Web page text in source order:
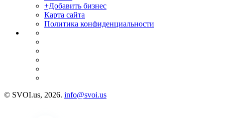
+Добавить бизнес
Карта сайта
Политика конфиденциальности
© SVOI.us, 2026. info@svoi.us